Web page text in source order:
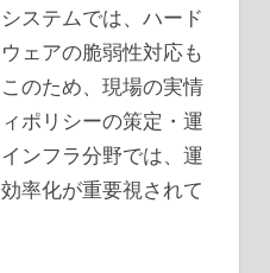
ステムでは、ハード
ェアの脆弱性対応も
のため、現場の実情
ポリシーの策定・運
ンフラ分野では、運
率化が重要視されて